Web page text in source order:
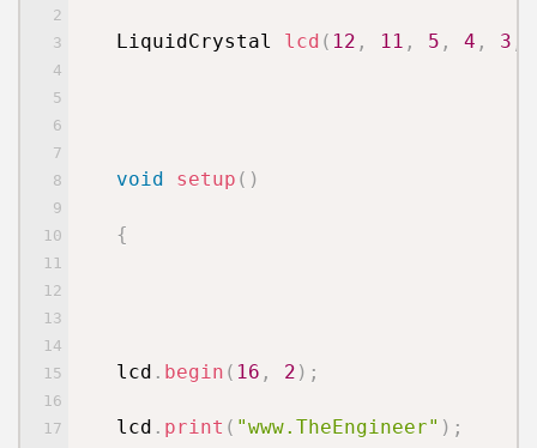
LiquidCrystal lcd ( 12 , 11 , 5 , 4 , 3
void setup ( )
{
lcd . begin ( 16 , 2 ) ;
lcd . print ( "www.TheEngineer" ) ;